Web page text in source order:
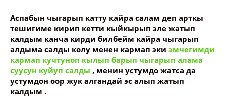
Аспабын чыгарып катту кайра салам деп арткы
тешигиме кирип кетти кыйкырып эле жатып
калдым канча кирди билбейм кайра чыгарып
алдыма салды колу менен кармап эки эмчегимди
кармап кучтуноп кылып барып чыгарып алама
суусун куйуп салды , менин устумдо жатса да
устумдон оор жук алгандай эс алып жатып
калдым .